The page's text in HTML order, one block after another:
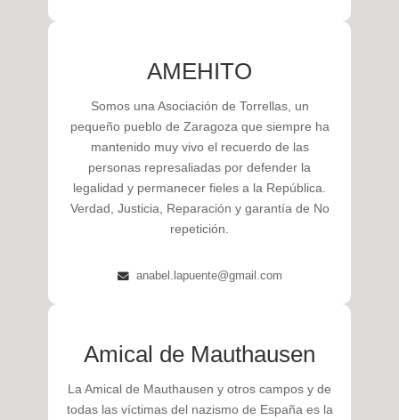
AMEHITO
Somos una Asociación de Torrellas, un
pequeño pueblo de Zaragoza que siempre ha
mantenido muy vivo el recuerdo de las
personas represaliadas por defender la
legalidad y permanecer fieles a la República.
Verdad, Justicia, Reparación y garantía de No
repetición.
anabel.lapuente@gmail.com
Amical de Mauthausen
La Amical de Mauthausen y otros campos y de
todas las víctimas del nazismo de España es la